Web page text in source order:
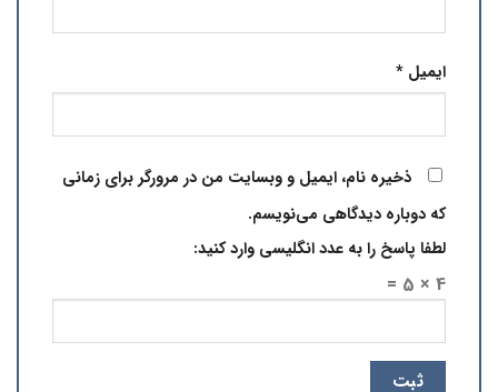
ایمیل *
ذخیره نام، ایمیل و وبسایت من در مرورگر برای زمانی
که دوباره دیدگاهی می‌نویسم.
لطفا پاسخ را به عدد انگلیسی وارد کنید:
4 × 5 =